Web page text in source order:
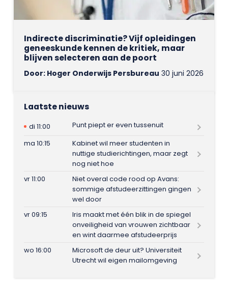
Indirecte discriminatie? Vijf opleidingen
geneeskunde kennen de kritiek, maar
blijven selecteren aan de poort
Door: Hoger Onderwijs Persbureau 30 juni 2026
Laatste nieuws
di 11:00
Punt piept er even tussenuit
ma 10:15
Kabinet wil meer studenten in
nuttige studierichtingen, maar zegt
nog niet hoe
vr 11:00
Niet overal code rood op Avans:
sommige afstudeerzittingen gingen
wel door
vr 09:15
Iris maakt met één blik in de spiegel
onveiligheid van vrouwen zichtbaar
en wint daarmee afstudeerprijs
wo 16:00
Microsoft de deur uit? Universiteit
Utrecht wil eigen mailomgeving